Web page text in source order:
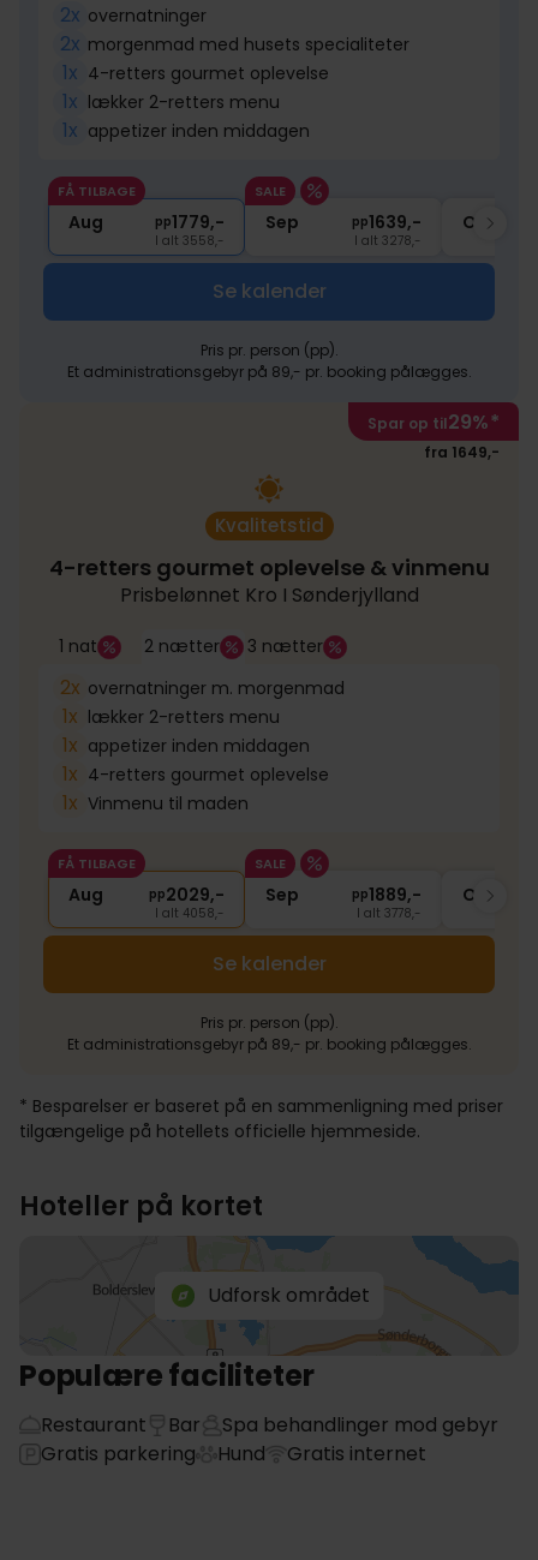
2x overnatninger
2x morgenmad med husets specialiteter
1x 4-retters gourmet oplevelse
1x lækker 2-retters menu
1x appetizer inden middagen
FÅ TILBAGE
Aug pp1779,-
I alt 3558,-
SALE
Sep pp1639,-
I alt 3278,-
Okt
Se kalender
Pris pr. person (pp).
Et administrationsgebyr på 89,- pr. booking pålægges.
Spar op til29%*
fra 1649,-
Kvalitetstid
4-retters gourmet oplevelse & vinmenu
Prisbelønnet Kro I Sønderjylland
1 nat 2 nætter 3 nætter
2x overnatninger m. morgenmad
1x lækker 2-retters menu
1x appetizer inden middagen
1x 4-retters gourmet oplevelse
1x Vinmenu til maden
FÅ TILBAGE
Aug pp2029,-
I alt 4058,-
SALE
Sep pp1889,-
I alt 3778,-
Okt
Se kalender
Pris pr. person (pp).
Et administrationsgebyr på 89,- pr. booking pålægges.
* Besparelser er baseret på en sammenligning med priser
tilgængelige på hotellets officielle hjemmeside.
Hoteller på kortet
Udforsk området
Populære faciliteter
Restaurant Bar
Spa behandlinger mod gebyr
Gratis parkering
Hund Gratis internet